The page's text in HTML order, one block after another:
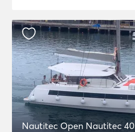
Nautitec Open Nautitec 40